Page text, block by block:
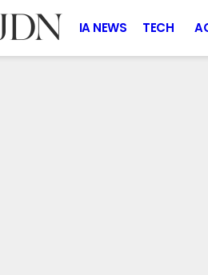
IA NEWS TECH